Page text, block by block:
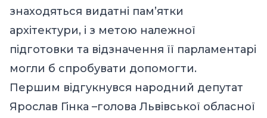
знаходяться видатні пам’ятки
архітектури, і з метою належної
підготовки та відзначення її парламентарі
могли б спробувати допомогти.
Першим відгукнувся народний депутат
Ярослав Гінка –голова Львівської обласної